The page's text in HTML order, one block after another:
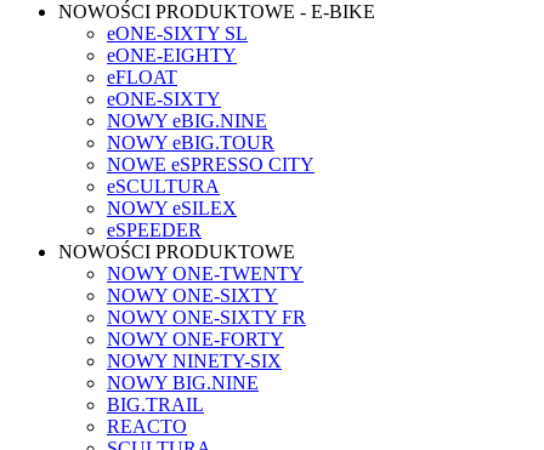
NOWOŚCI PRODUKTOWE - E-BIKE
eONE-SIXTY SL
eONE-EIGHTY
eFLOAT
eONE-SIXTY
NOWY eBIG.NINE
NOWY eBIG.TOUR
NOWE eSPRESSO CITY
eSCULTURA
NOWY eSILEX
eSPEEDER
NOWOŚCI PRODUKTOWE
NOWY ONE-TWENTY
NOWY ONE-SIXTY
NOWY ONE-SIXTY FR
NOWY ONE-FORTY
NOWY NINETY-SIX
NOWY BIG.NINE
BIG.TRAIL
REACTO